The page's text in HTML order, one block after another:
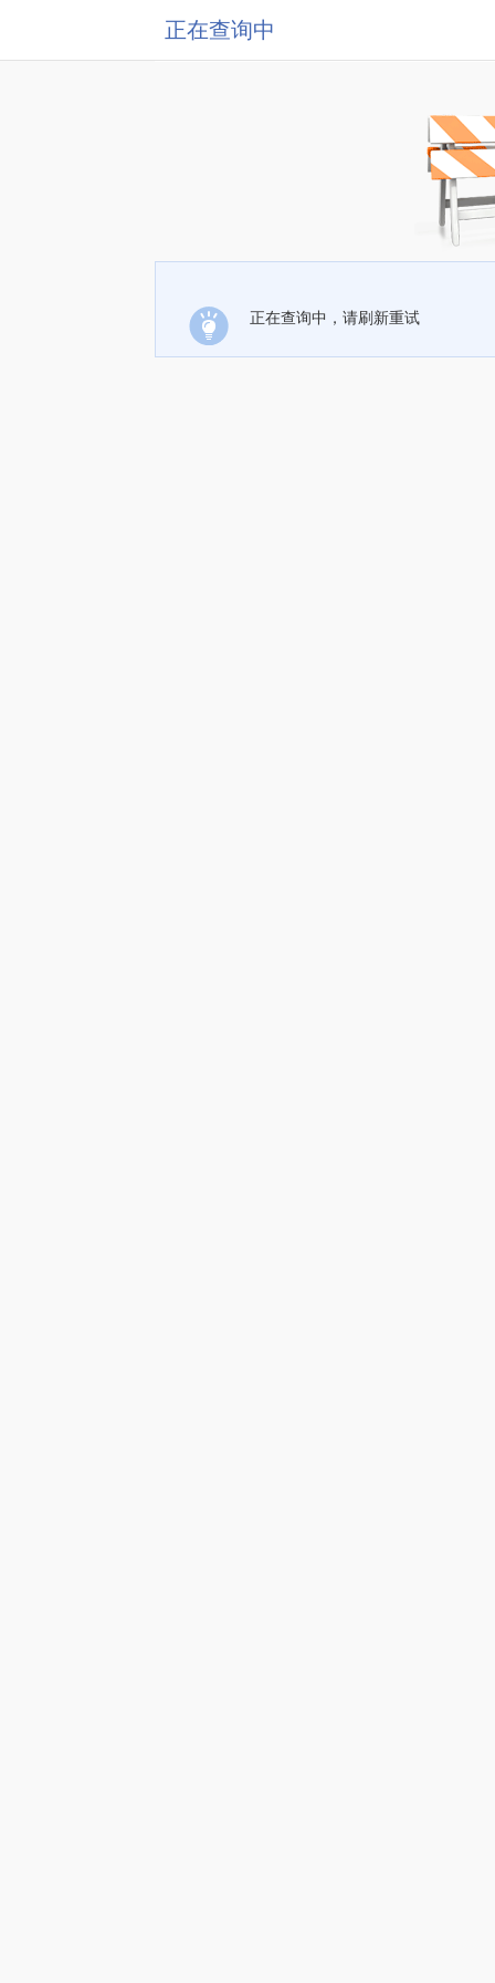
正在查询中
正在查询中，请刷新重试